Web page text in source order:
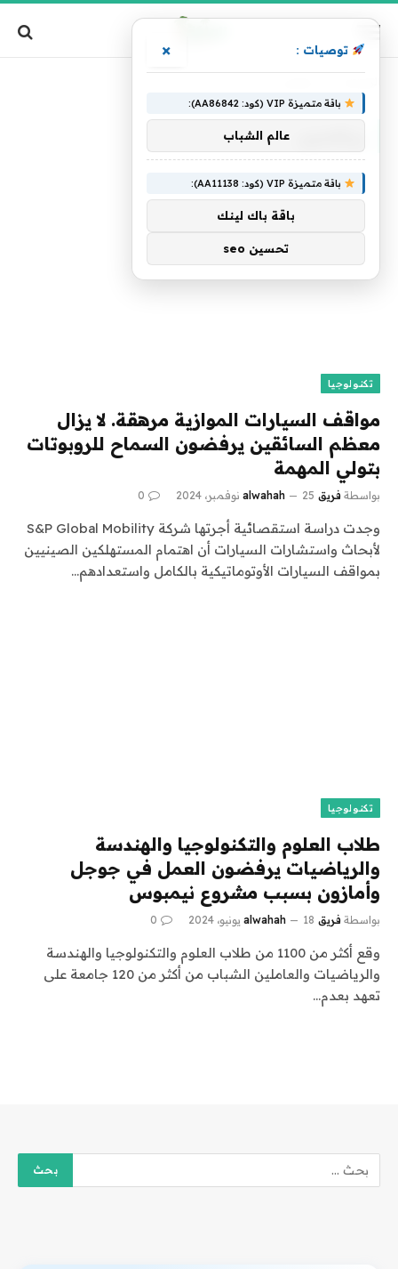
تكنولوجيا
مواقف السيارات الموازية مرهقة. لا يزال
معظم السائقين يرفضون السماح للروبوتات
بتولي المهمة
بواسطة فريق alwahah 25 نوفمبر، 2024 0
وجدت دراسة استقصائية أجرتها شركة S&P Global Mobility
لأبحاث واستشارات السيارات أن اهتمام المستهلكين الصينيين
بمواقف السيارات الأوتوماتيكية بالكامل واستعدادهم…
تكنولوجيا
طلاب العلوم والتكنولوجيا والهندسة
والرياضيات يرفضون العمل في جوجل
وأمازون بسبب مشروع نيمبوس
بواسطة فريق alwahah 18 يونيو، 2024 0
وقع أكثر من 1100 من طلاب العلوم والتكنولوجيا والهندسة
والرياضيات والعاملين الشباب من أكثر من 120 جامعة على
تعهد بعدم…
توصيات : ×
باقة متميزة VIP (كود: AA86842):
عالم الشباب
باقة متميزة VIP (كود: AA11138):
باقة باك لينك
تحسين seo